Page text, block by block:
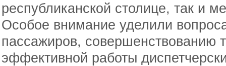
республиканской столице, так и
Особое внимание уделили
пассажиров, совершенствованию
эффективной работы